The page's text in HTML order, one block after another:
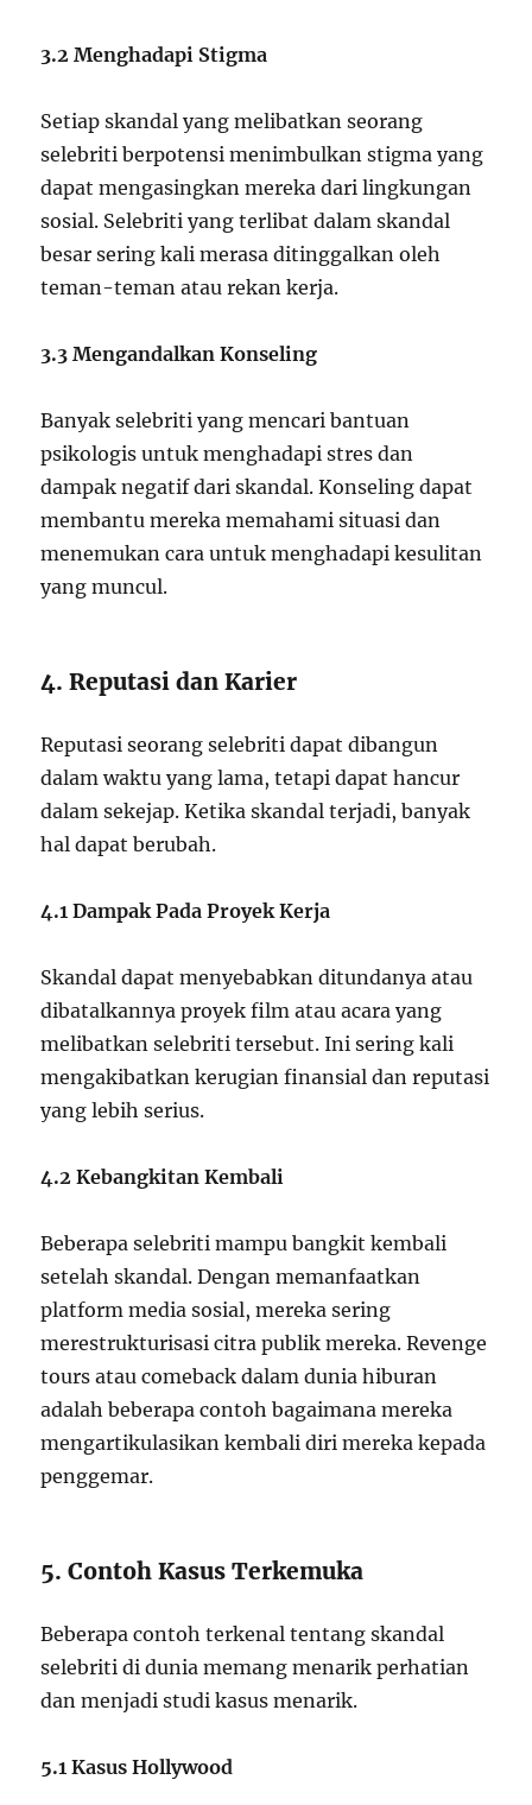
3.2 Menghadapi Stigma
Setiap skandal yang melibatkan seorang
selebriti berpotensi menimbulkan stigma yang
dapat mengasingkan mereka dari lingkungan
sosial. Selebriti yang terlibat dalam skandal
besar sering kali merasa ditinggalkan oleh
teman-teman atau rekan kerja.
3.3 Mengandalkan Konseling
Banyak selebriti yang mencari bantuan
psikologis untuk menghadapi stres dan
dampak negatif dari skandal. Konseling dapat
membantu mereka memahami situasi dan
menemukan cara untuk menghadapi kesulitan
yang muncul.
4. Reputasi dan Karier
Reputasi seorang selebriti dapat dibangun
dalam waktu yang lama, tetapi dapat hancur
dalam sekejap. Ketika skandal terjadi, banyak
hal dapat berubah.
4.1 Dampak Pada Proyek Kerja
Skandal dapat menyebabkan ditundanya atau
dibatalkannya proyek film atau acara yang
melibatkan selebriti tersebut. Ini sering kali
mengakibatkan kerugian finansial dan reputasi
yang lebih serius.
4.2 Kebangkitan Kembali
Beberapa selebriti mampu bangkit kembali
setelah skandal. Dengan memanfaatkan
platform media sosial, mereka sering
merestrukturisasi citra publik mereka. Revenge
tours atau comeback dalam dunia hiburan
adalah beberapa contoh bagaimana mereka
mengartikulasikan kembali diri mereka kepada
penggemar.
5. Contoh Kasus Terkemuka
Beberapa contoh terkenal tentang skandal
selebriti di dunia memang menarik perhatian
dan menjadi studi kasus menarik.
5.1 Kasus Hollywood